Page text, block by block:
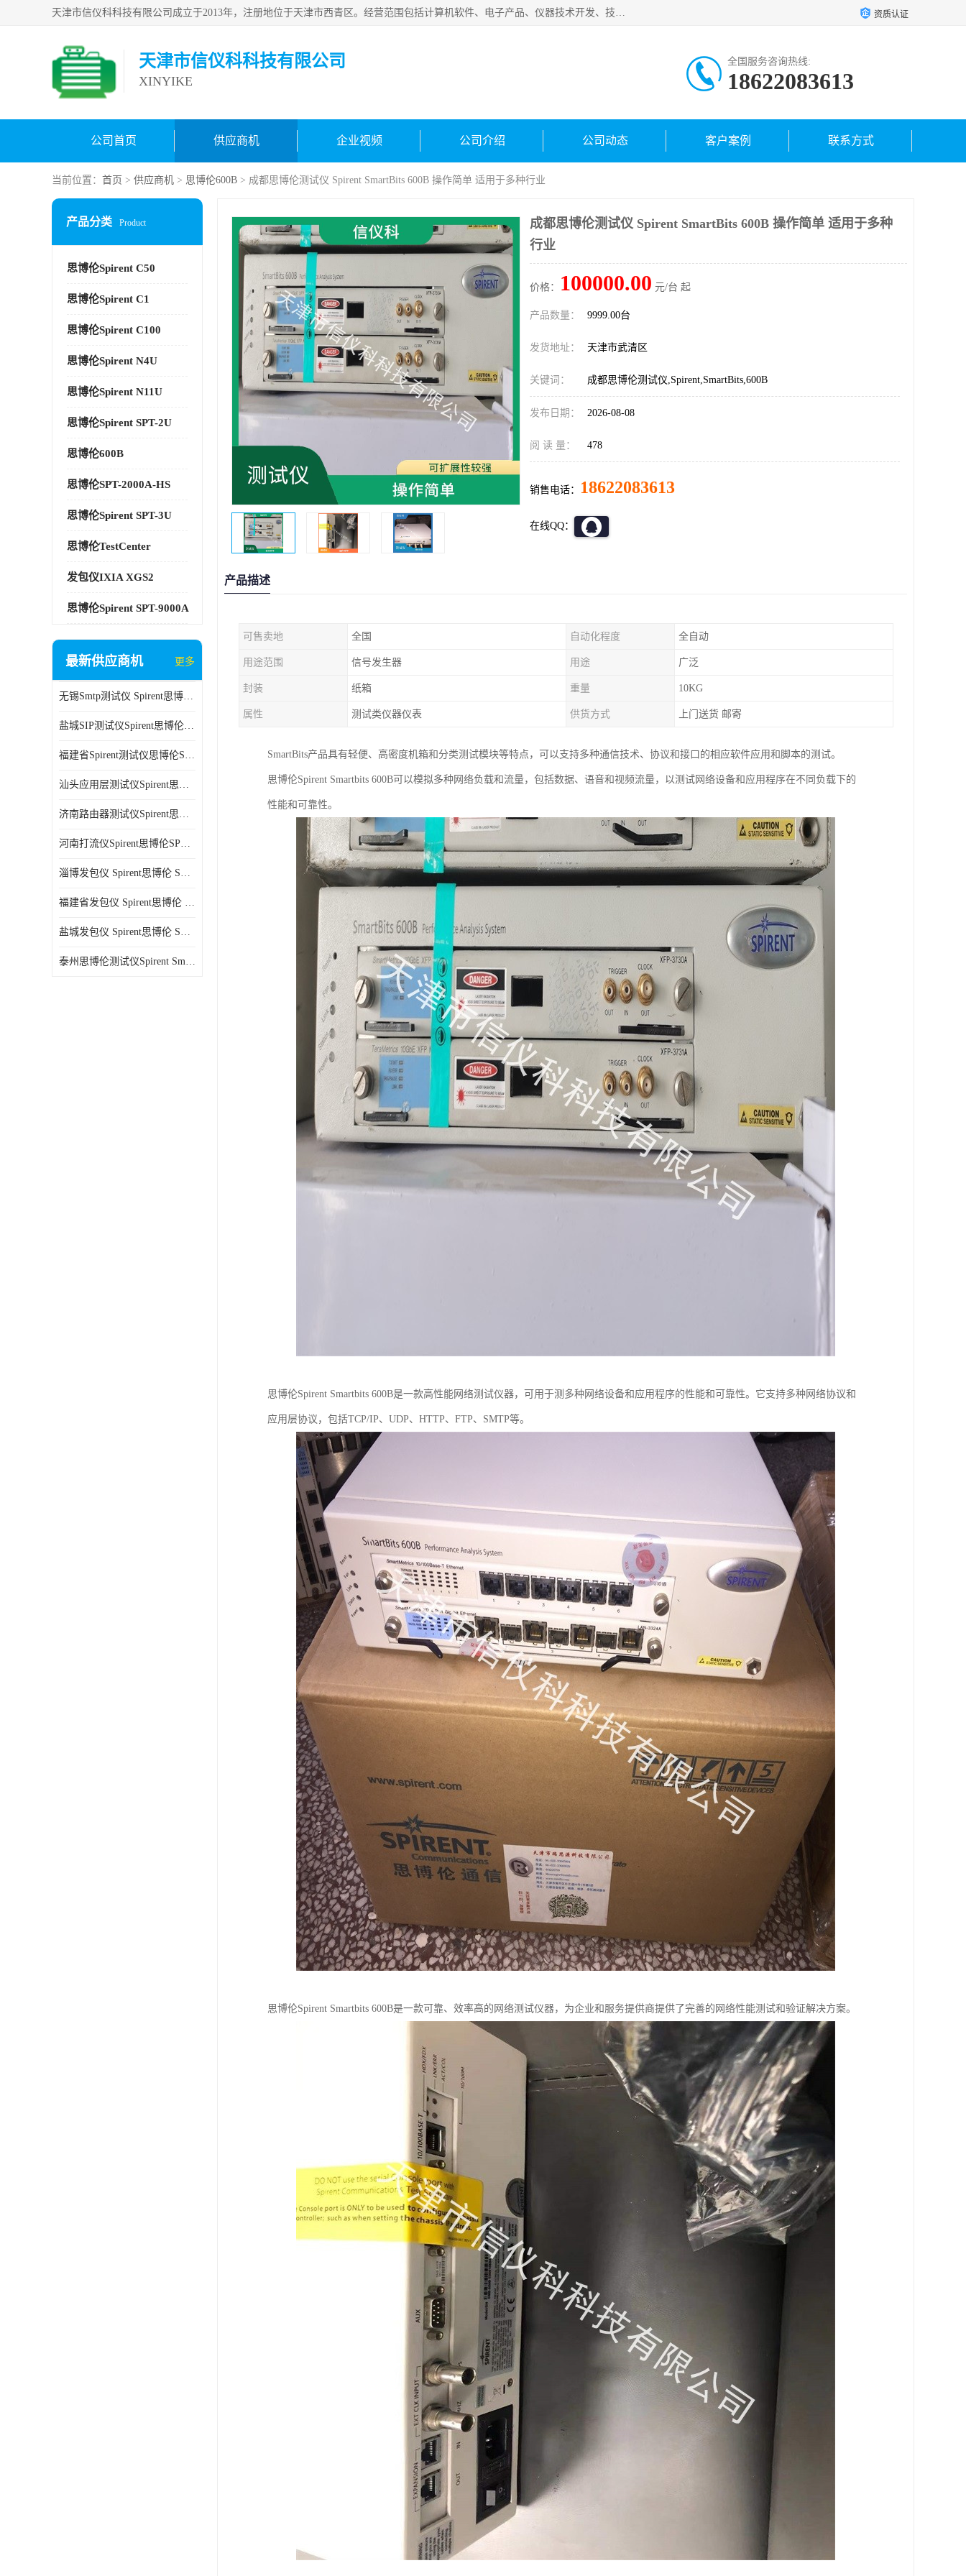
天津市信仪科科技有限公司成立于2013年，注册地位于天津市西青区。经营范围包括计算机软件、电子产品、仪器技术开发、技术转让、技术咨询、技术服务、网络工程、电子监控工程安装等；主要产品有：网络流量测试仪、Ixia XM2、XM12、XGS2、XGS12、400T、1600T、X16网络协议分析仪，Agilent N2X 等等各种型号，欢迎来电咨询。 资质认证
天津市信仪科科技有限公司
XINYIKE
全国服务咨询热线:
18622083613
公司首页 供应商机 企业视频 公司介绍 公司动态 客户案例 联系方式
当前位置： 首页 > 供应商机 > 思博伦600B > 成都思博伦测试仪 Spirent SmartBits 600B 操作简单 适用于多种行业
产品分类 Product
思博伦Spirent C50
思博伦Spirent C1
思博伦Spirent C100
思博伦Spirent N4U
思博伦Spirent N11U
思博伦Spirent SPT-2U
思博伦600B
思博伦SPT-2000A-HS
思博伦Spirent SPT-3U
思博伦TestCenter
发包仪IXIA XGS2
思博伦Spirent SPT-9000A
最新供应商机 更多
无锡Smtp测试仪 Spirent思博伦 C100 方便用户进行测试
盐城SIP测试仪Spirent思博伦SPT-2U 可扩展性较强 高速数据传输
福建省Spirent测试仪思博伦SPT-2U 能够快速上手 方便用户进行测试
汕头应用层测试仪Spirent思博伦SPT-2U 提高测试效率 适用于多种行业
济南路由器测试仪Spirent思博伦SPT-2U 用户界面友好 多种测试功能
河南打流仪Spirent思博伦SPT-2U 操作简单 灵活的测试方案
淄博发包仪 Spirent思博伦 SmartBits 600B 高速数据传输
福建省发包仪 Spirent思博伦 SmartBits 600B 可以支持多种通信技术
盐城发包仪 Spirent思博伦 SmartBits 600B 可配置多个单端测试模块
泰州思博伦测试仪Spirent SmartBits 600B 灵活的测试方案
成都思博伦测试仪 Spirent SmartBits 600B 操作简单 适用于多种
行业
价格： 100000.00 元/台 起
产品数量： 9999.00台
发货地址： 天津市武清区
关键词： 成都思博伦测试仪,Spirent,SmartBits,600B
发布日期： 2026-08-08
阅 读 量： 478
销售电话： 18622083613
在线QQ：
产品描述
可售卖地 全国 自动化程度 全自动
用途范围 信号发生器 用途 广泛
封装 纸箱 重量 10KG
属性 测试类仪器仪表 供货方式 上门送货 邮寄
SmartBits产品具有轻便、高密度机箱和分类测试模块等特点，可以支持多种通信技术、协议和接口的相应软件应用和脚本的测试。
思博伦Spirent Smartbits 600B可以模拟多种网络负载和流量，包括数据、语音和视频流量，以测试网络设备和应用程序在不同负载下的
性能和可靠性。
思博伦Spirent Smartbits 600B是一款高性能网络测试仪器，可用于测多种网络设备和应用程序的性能和可靠性。它支持多种网络协议和
应用层协议，包括TCP/IP、UDP、HTTP、FTP、SMTP等。
思博伦Spirent Smartbits 600B是一款可靠、效率高的网络测试仪器，为企业和服务提供商提供了完善的网络性能测试和验证解决方案。